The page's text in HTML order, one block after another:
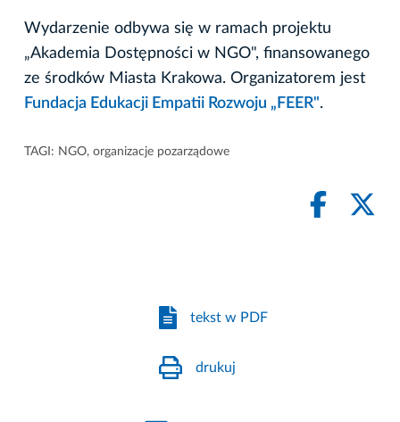
Wydarzenie odbywa się w ramach projektu
„Akademia Dostępności w NGO", finansowanego
ze środków Miasta Krakowa. Organizatorem jest
Fundacja Edukacji Empatii Rozwoju „FEER".
TAGI: NGO, organizacje pozarządowe
tekst w PDF
drukuj